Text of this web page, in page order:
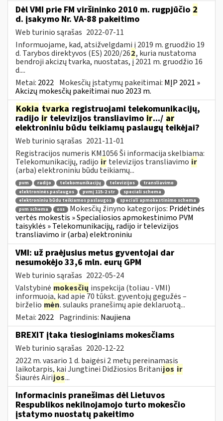
Dėl VMI prie FM viršininko 2010 m. rugpjūčio 2
d. įsakymo Nr. VA-88 pakeitimo
Web turinio sąrašas 2022-07-11
Informuojame, kad, atsižvelgdami į 2019 m. gruodžio 19
d. Tarybos direktyvos (ES) 2020/262, kuria nustatoma
bendroji akcizų tvarka, nuostatas, į 2021 m. gruodžio 16
d....
Metai: 2022 Mokesčių įstatymų pakeitimai: MĮP 2021 »
Akcizų mokesčių pakeitimai nuo 2023 m.
Kokia tvarka registruojami telekomunikacijų,
radijo irtelevizijos transliavimo ir.../ ar
elektroniniu būdu teikiamų paslaugų teikėjai?
Web turinio sąrašas 2021-11-01
Registracijos numeris KM1056 Ši informacija skelbiama:
Telekomunikacijų, radijo ir televizijos transliavimo ir
(arba) elektroniniu būdu teikiamų...
pvm radijo telekomunikacijų televizijos
transliavimo
elektroninės paslaugos
pvmį 115-2 str
speciali schema
elektroniniu būdu teikiamos paslaugos
speciali apmokestinimo schema
pvm schema
oss Mokesčių žinyno kategorijos: Pridėtinės
vertės mokestis » Specialiosios apmokestinimo PVM
taisyklės » Telekomunikacijų, radijo ir televizijos
transliavimo ir (arba) elektroniniu
VMI: už praėjusius metus gyventojai dar
nesumokėjo 33,6 mln. eurų GPM
Web turinio sąrašas 2022-05-24
Valstybinė mokesčių inspekcija (toliau - VMI)
informuoja, kad apie 70 tūkst. gyventojų gegužės –
birželio mėn. sulauks pranešimų apie deklaruotą...
Metai: 2022 Pagrindinis: Naujiena
BREXIT įtaka tiesioginiams mokesčiams
Web turinio sąrašas 2020-12-22
2022 m. vasario 1 d. baigėsi 2 metų pereinamasis
laikotarpis, kai Jungtinei Didžiosios Britanijos ir
Šiaurės Airijos...
Informacinis pranešimas dėl Lietuvos
Respublikos nekilnojamojo turto mokesčio
įstatymo nuostatų pakeitimo